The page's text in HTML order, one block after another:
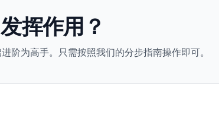
挥作用？
阶为高手。只需按照我们的分步指南操作即可。